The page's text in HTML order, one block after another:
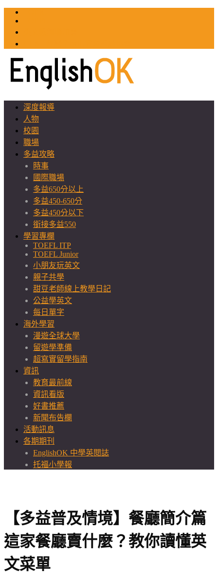
深度報導
人物
校園
職場
多益攻略
時事
國際職場
多益650分以上
多益450-650分
多益450分以下
銜接多益550
學習專欄
TOEFL ITP
TOEFL Junior
小朋友玩英文
親子共學
甜豆老師線上教學日記
公益學英文
每日單字
海外學習
漫遊全球大學
留遊學準備
超寫實留學指南
資訊
教育最前線
資訊看版
好書推薦
新聞布告欄
活動訊息
各期期刊
EnglishOK 中學英閱誌
托福小學報
【多益普及情境】餐廳簡介篇
這家餐廳賣什麼？教你讀懂英
文菜單